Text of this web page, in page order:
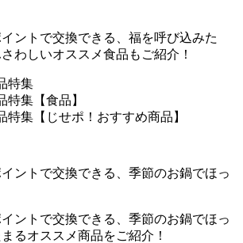
ントで交換できる、福を呼び込みた
わしいオススメ食品もご紹介！
特集
特集【食品】
特集【じせポ！おすすめ商品】
ントで交換できる、季節のお鍋でほっ
ントで交換できる、季節のお鍋でほっ
るオススメ商品をご紹介！